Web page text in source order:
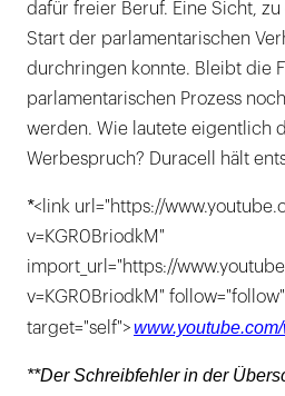
dafür freier Beruf. Eine Sicht,
Start der parlamentarischen
durchringen konnte. Bleibt die
parlamentarischen Prozess
werden. Wie lautete eigentlich
Werbespruch? Duracell hält
*<link url="https://
v=KGR0BriodkM"
import_url="https://
v=KGR0BriodkM"
target="self">
**Der Schreibfehler in der